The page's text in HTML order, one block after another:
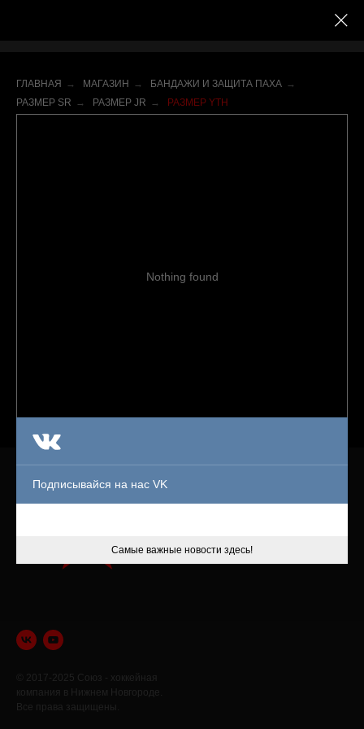
ГЛАВНАЯ → МАГАЗИН → БАНДАЖИ И ЗАЩИТА ПАХА →
РАЗМЕР SR → РАЗМЕР JR → РАЗМЕР YTH
Nothing found
Подписывайся на нас VK
Самые важные новости здесь!
© 2017-2025 Союз - хоккейная
компания в Нижнем Новгороде.
Все права защищены.
ПРОДУКТЫ